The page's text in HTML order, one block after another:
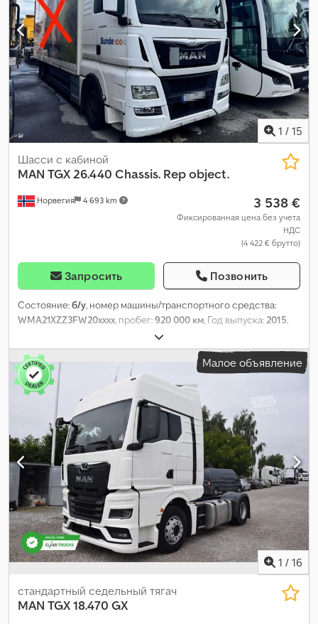
1 / 15
Норвегия 4 693 km
Шасси с кабиной
MAN TGX 26.440 Chassis. Rep object.
3 538 €
Фиксированная цена без учета
НДС
(4 422 € брутто)
Запросить Позвонить
Состояние:б/у, номер машины/транспортного средства:
WMA21XZZ3FW20xxxx, пробег:920 000 км, Год выпуска:2015,
Малое объявление
1 / 16
стандартный седельный тягач
MAN TGX 18.470 GX